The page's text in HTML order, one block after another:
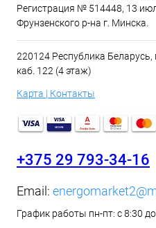
Регистрация № 514448, 13
Фрунзенского р-на г. Минска.
220124 Республика
каб. 122 (4 этаж)
Карта | Контакты
+375 29 793-34-16
Email:
График работы пн-пт: с 8:30